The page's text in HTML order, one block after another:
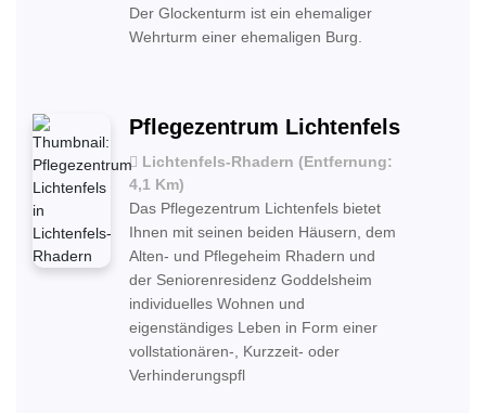
Der Glockenturm ist ein ehemaliger
Wehrturm einer ehemaligen Burg.
Pflegezentrum Lichtenfels
Lichtenfels-Rhadern (Entfernung:
4,1 Km)
Das Pflegezentrum Lichtenfels bietet
Ihnen mit seinen beiden Häusern, dem
Alten- und Pflegeheim Rhadern und
der Seniorenresidenz Goddelsheim
individuelles Wohnen und
eigenständiges Leben in Form einer
vollstationären-, Kurzzeit- oder
Verhinderungspfl